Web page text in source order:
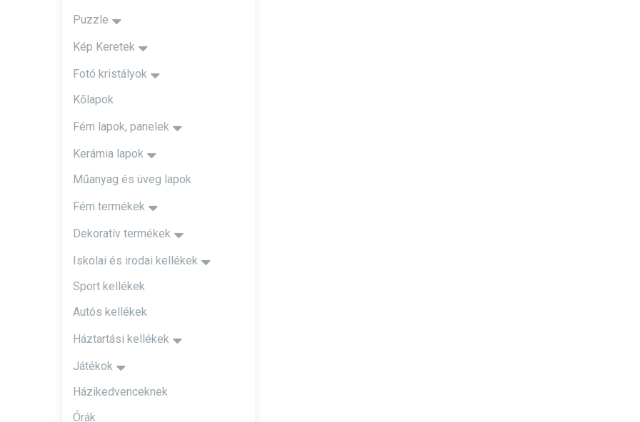
Puzzle
Kép Keretek
Fotó kristályok
Kőlapok
Fém lapok, panelek
Kerámia lapok
Műanyag és üveg lapok
Fém termékek
Dekoratív termékek
Iskolai és irodai kellékek
Sport kellékek
Autós kellékek
Háztartási kellékek
Játékok
Házikedvenceknek
Órák